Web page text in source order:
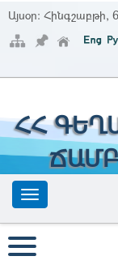
Այսօր: Հինգշաբթի,
ՀՀ